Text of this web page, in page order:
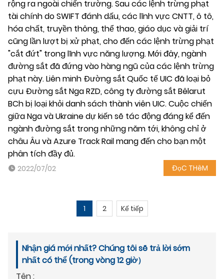
rộng ra ngoài chiến trường. Sau các lệnh trừng phạt
tài chính do SWIFT đánh dấu, các lĩnh vực CNTT, ô tô,
hóa chất, truyền thông, thể thao, giáo dục và giải trí
cũng lần lượt bị xử phạt, cho đến các lệnh trừng phạt
"cắt đứt" trong lĩnh vực năng lượng. Mới đây, ngành
đường sắt đã đứng vào hàng ngũ của các lệnh trừng
phạt này. Liên minh Đường sắt Quốc tế UIC đã loại bỏ
cựu Đường sắt Nga RZD, công ty đường sắt Bêlarut
BCh bị loại khỏi danh sách thành viên UIC. Cuộc chiến
giữa Nga và Ukraine dự kiến ​​sẽ tác động đáng kể đến
ngành đường sắt trong những năm tới, không chỉ ở
châu Âu và Azure Track Rail mang đến cho bạn một
phân tích đầy đủ.
2022/07/02 ĐọC THêM
1 2 Kế tiếp
Nhận giá mới nhất? Chúng tôi sẽ trả lời sớm
nhất có thể (trong vòng 12 giờ）
Tên :